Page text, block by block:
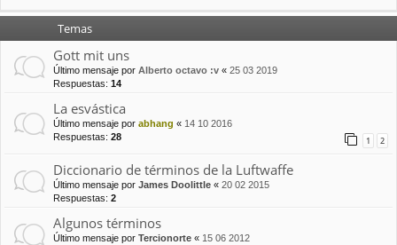
Temas
Gott mit uns
Último mensaje por Alberto octavo :v « 25 03 2019
Respuestas: 14
La esvástica
Último mensaje por abhang « 14 10 2016
Respuestas: 28 1 2
Diccionario de términos de la Luftwaffe
Último mensaje por James Doolittle « 20 02 2015
Respuestas: 2
Algunos términos
Último mensaje por Tercionorte « 15 06 2012